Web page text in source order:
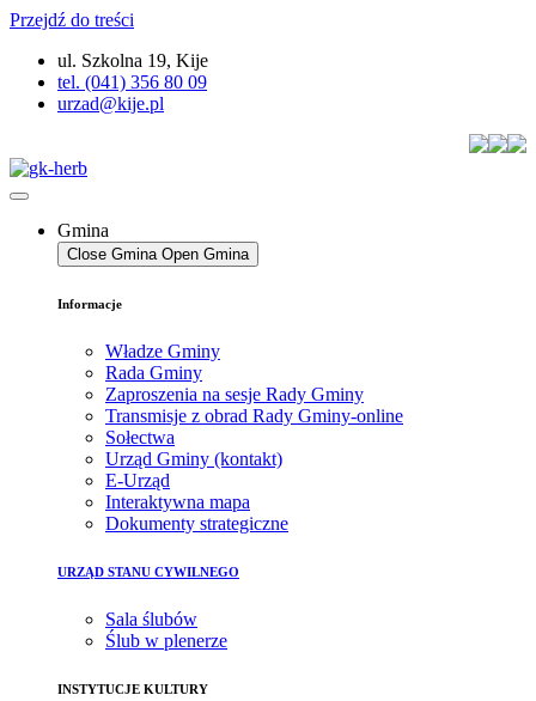
Przejdź do treści
ul. Szkolna 19, Kije
tel. (041) 356 80 09
urzad@kije.pl
Gmina
Close Gmina Open Gmina
Informacje
Władze Gminy
Rada Gminy
Zaproszenia na sesje Rady Gminy
Transmisje z obrad Rady Gminy-online
Sołectwa
Urząd Gminy (kontakt)
E-Urząd
Interaktywna mapa
Dokumenty strategiczne
URZĄD STANU CYWILNEGO
Sala ślubów
Ślub w plenerze
INSTYTUCJE KULTURY